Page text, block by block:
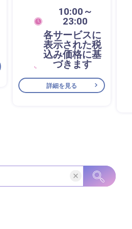
10:00～
23:00
各サービスに
表示された税
込み価格に基
づきます
詳細を見る